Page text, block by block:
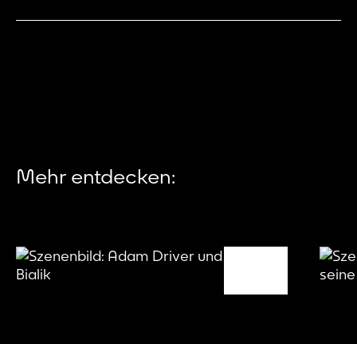
Mehr entdecken: